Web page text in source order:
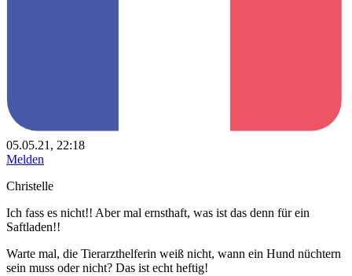
05.05.21, 22:18
Melden
Christelle
Ich fass es nicht!! Aber mal ernsthaft, was ist das denn für ein
Saftladen!!
Warte mal, die Tierarzthelferin weiß nicht, wann ein Hund nüchtern
sein muss oder nicht? Das ist echt heftig!